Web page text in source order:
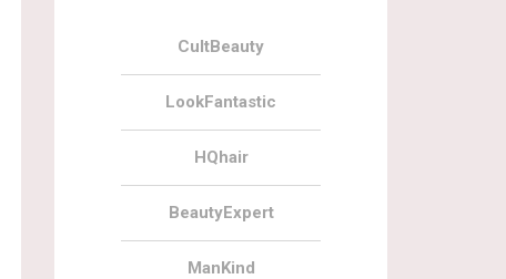
CultBeauty
LookFantastic
HQhair
BeautyExpert
ManKind